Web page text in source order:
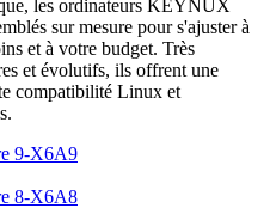
les ordinateurs KEYNUX
sur mesure pour s'ajuster à
et à votre budget. Très
et évolutifs, ils offrent une
compatibilité Linux et
9-X6A9
8-X6A8